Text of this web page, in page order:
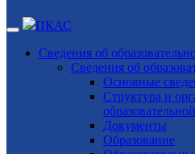
ПКАС
Сведения об
Сведения об
Основные
Структура и
Документы
Образование